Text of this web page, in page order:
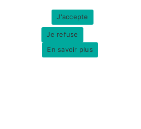
J'accepte
Je refuse
En savoir plus